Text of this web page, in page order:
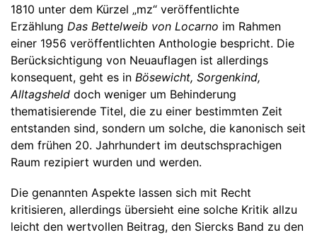
1810 unter dem Kürzel „mz“ veröffentlichte
Erzählung Das Bettelweib von Locarno im Rahmen
einer 1956 veröffentlichten Anthologie bespricht. Die
Berücksichtigung von Neuauflagen ist allerdings
konsequent, geht es in Bösewicht, Sorgenkind,
Alltagsheld doch weniger um Behinderung
thematisierende Titel, die zu einer bestimmten Zeit
entstanden sind, sondern um solche, die kanonisch seit
dem frühen 20. Jahrhundert im deutschsprachigen
Raum rezipiert wurden und werden.
Die genannten Aspekte lassen sich mit Recht
kritisieren, allerdings übersieht eine solche Kritik allzu
leicht den wertvollen Beitrag, den Siercks Band zu den